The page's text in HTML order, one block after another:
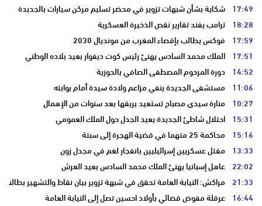
17:49 شكاية بشأن شبهات تزوير في محضر تسليم مركن سيارات بالجديدة
18:28 ترامب يفند تقارير نقص الذخيرة العسكرية
17:59 فوكس يطالب بإقصاء المغرب من مونديال 2030
17:51 الملك محمد السادس يهنئ رئيس كوت ديفوار بعيد بلاده الوطني
14:52 دورة المرحوم المصطفى الصافي بالحوزية
11:06 مستشفى الجديدة ينفي مزاعم ولادة سيدة أمام بوابته
10:27 منارة سيدي مصباح تستعيد بريقها بعد سنوات من الإهمال
15:31 احتلال شاطئ الجديدة يعيد الجدل حول الملك العمومي
15:16 محاكمة 25 متهما في قضية الهجرة إلى سبتة
13:33 مقتل عسكريين إسرائيليين بانفجار لغم في مجدل زون
22:02 عاهل إسبانيا يهنئ الملك محمد السادس بعيد العرش
21:33 مراكش: النيابة العامة تحقق في شبهة تزوير بيان نقاط والتشهير بطالب
16:44 عرقلة مفوض قضائي بأولاد احسين تصل إلى النيابة العامة